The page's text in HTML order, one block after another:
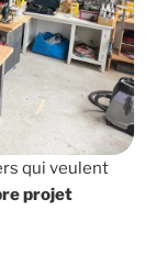
qui veulent
projet